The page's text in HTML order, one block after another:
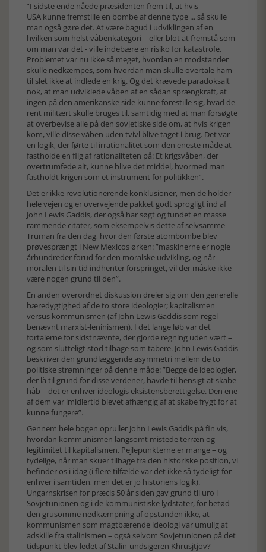
”I sidste ende nåede præsidenten frem til, at hvis
USA kunne fremstille en bombe af denne type ... så skulle
man også gøre det. At være bagud i udviklingen af en
hvilken som helst våbenkategori – eller blot at fremstå som
om man var det - ville indebære en risiko for katastrofe.
Problemet var nu ikke så meget, hvordan en modstander
skulle nedkæmpes, som hvordan man skulle overtale ham
til slet ikke at indlede en krig. Og det krævede paradoksalt
nok, at man udviklede våben af en sådan sprængkraft, at
ingen på den amerikanske side kunne forestille sig, hvad de
rent militært skulle bruges til, samtidig med at man forsøgte
at overbevise alle på den sovjetiske side om, at hvis krigen
kom, ville disse våben uden tvivl blive taget i brug. Det var
en logik, der førte til irrationalitet som den eneste måde at
fastholde en flig af rationaliteten på: Et krigsvåben, der
overtrumfede alt, kunne blive det middel, hvormed man
fastholdt krigen som et instrument for politikken”.
Det er ikke revolutionerende konklusioner, men de holder
hele vejen og er overvejende pakket godt sprogligt ind af
John Lewis Gaddis, der også har søgt og fundet en masse
rammende citater, som eksempelvis dette af selvsamme
Truman fra den dag, hvor den første atombombe blev
prøvesprængt i New Mexicos ørken: ”maskinerne er nogle
århundreder forud for den moralske udvikling, og når
moralen til sin tid indhenter forspringet, vil der måske ikke
være nogen grund til den”.
En anden overordnet diskussion drejer sig om den generelle
bæredygtighed af de to store ideologier; kapitalismen
versus kommunismen (af John Lewis Gaddis som regel
benævnt marxist-leninismen). I det lange løb var det
fortalerne for sidstnævnte, der gjorde regning uden vært –
og som slutteligt stod tilbage som tabere. John Lewis Gaddis
beskriver den grundlæggende asymmetri mellem de to
politiske strømninger på denne måde: ”Begge de ideologier,
der lå til grund for disse verdener, havde til hensigt at skabe
håb – det er enhver ideologis eksistensberettigelse. Den ene
af dem var imidlertid blevet afhængig af at skabe frygt for at
kunne fungere”.
Gennem hele bogen opruller John Lewis Gaddis på fin vis,
hvordan kommunismen langsomt mistede terræn og
legitimitet til kapitalismen. Pejlepunkterne er mange – og
tydelige, når man skuer tilbage fra den historiske position, vi
befinder os i idag (i flere tilfælde var det ikke så tydeligt for
enhver i samtiden, men det er jo historiens logik).
Ungarnskrisen for præcis 50 år siden gav grund til uro i
Sovjetunionen og i de kommunistiske lydstater, for betød
den grusomme nedkæmpning af opstanden ikke, at
kommunismen som magtbærende ideologi var umulig at
adskille fra stalinismen – også selvom Sovjetunionen på det
tidspunkt blev ledet af Stalin-undsigeren Khrusjtjov?